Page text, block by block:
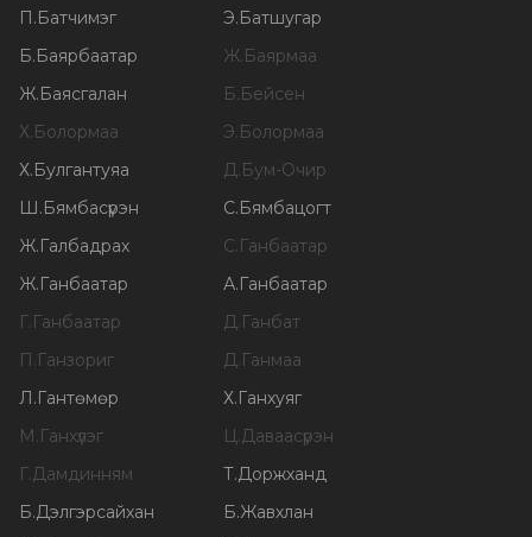
П.Батчимэг Э.Батшугар
Б.Баярбаатар Ж.Баярмаа
Ж.Баясгалан Б.Бейсен
Х.Болормаа Э.Болормаа
Х.Булгантуяа Д.Бум-Очир
Ш.Бямбасүрэн С.Бямбацогт
Ж.Галбадрах С.Ганбаатар
Ж.Ганбаатар А.Ганбаатар
Г.Ганбаатар Д.Ганбат
П.Ганзориг Д.Ганмаа
Л.Гантөмөр Х.Ганхуяг
М.Ганхүлэг Ц.Даваасүрэн
Г.Дамдинням Т.Доржханд
Б.Дэлгэрсайхан Б.Жавхлан